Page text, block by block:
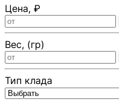
Цена, ₽
Вес, (гр)
Тип клада